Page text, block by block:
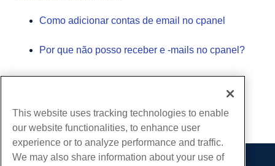
Como adicionar contas de email no cpanel
Por que não posso receber e -mails no cpanel?
cópia de URL
This website uses tracking technologies to enable
our website functionalities, to enhance user
experience or to analyze performance and traffic.
We may also share information about your use of